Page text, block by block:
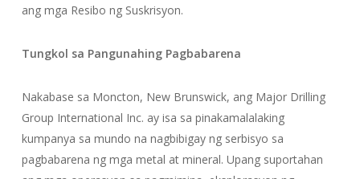
ang mga Resibo ng Suskrisyon.
Tungkol sa Pangunahing Pagbabarena
Nakabase sa Moncton, New Brunswick, ang Major Drilling
Group International Inc. ay isa sa pinakamalalaking
kumpanya sa mundo na nagbibigay ng serbisyo sa
pagbabarena ng mga metal at mineral. Upang suportahan